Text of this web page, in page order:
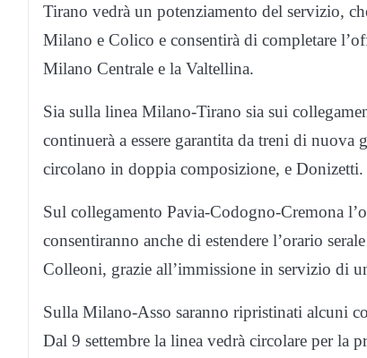
Tirano vedrà un potenziamento del servizio,
Milano e Colico e consentirà di completare
Milano Centrale e la Valtellina.
Sia sulla linea Milano-Tirano sia sui
continuerà a essere garantita da treni di
circolano in doppia composizione, e Donizetti.
Sul collegamento Pavia-Codogno-Cremona
consentiranno anche di estendere l’orario
Colleoni, grazie all’immissione in servizio di
Sulla Milano-Asso saranno ripristinati alcuni
Dal 9 settembre la linea vedrà circolare per la